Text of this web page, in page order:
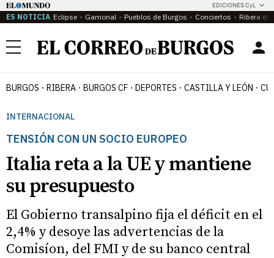
EDICIONES CyL
ES NOTICIA Eclipse Gamonal Pueblos de Burgos Conciertos Ribera del
Menú
BURGOS RIBERA BURGOS CF DEPORTES CASTILLA Y LEÓN
INTERNACIONAL
TENSIÓN CON UN SOCIO EUROPEO
Italia reta a la UE y mantiene
su presupuesto
El Gobierno transalpino fija el déficit en el
2,4% y desoye las advertencias de la
Comisíon, del FMI y de su banco central